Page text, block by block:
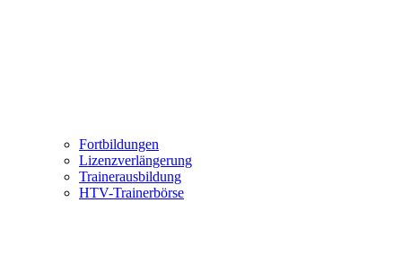
Fortbildungen
Lizenzverlängerung
Trainerausbildung
HTV-Trainerbörse